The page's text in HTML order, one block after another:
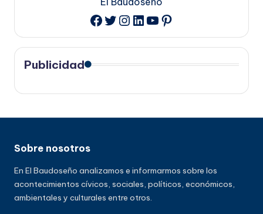
Facebook
Twitter
Instagram
LinkedIn
YouTube
Pinterest
Publicidad
Sobre nosotros
En El Baudoseño analizamos e informarmos sobre los
acontecimientos cívicos, sociales, políticos, económicos,
ambientales y culturales entre otros.